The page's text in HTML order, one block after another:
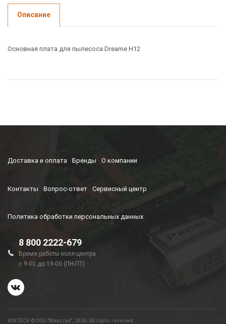
Описание
Основная плата для пылесоса Dreame H12
Доставка и оплата Бренды О компании
Контакты Вопрос-ответ Сервисный центр
Политика обработки персональных данных
8 800 2222-679
Время работы колл-центра
с 9-00 до 19-00 (ПН-ПТ)
MIXTECH © ООО "Микстех", 2026. All rights reserved.